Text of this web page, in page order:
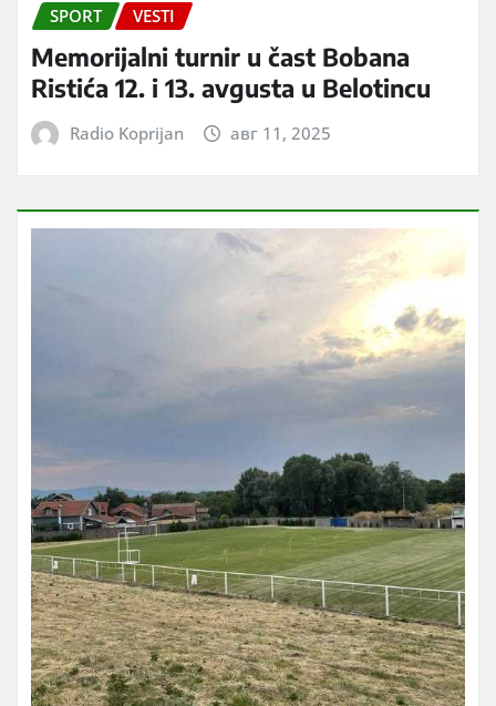
SPORT VESTI
Memorijalni turnir u čast Bobana
Ristića 12. i 13. avgusta u Belotincu
Radio Koprijan авг 11, 2025